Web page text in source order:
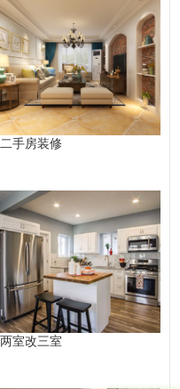
二手房装修
两室改三室